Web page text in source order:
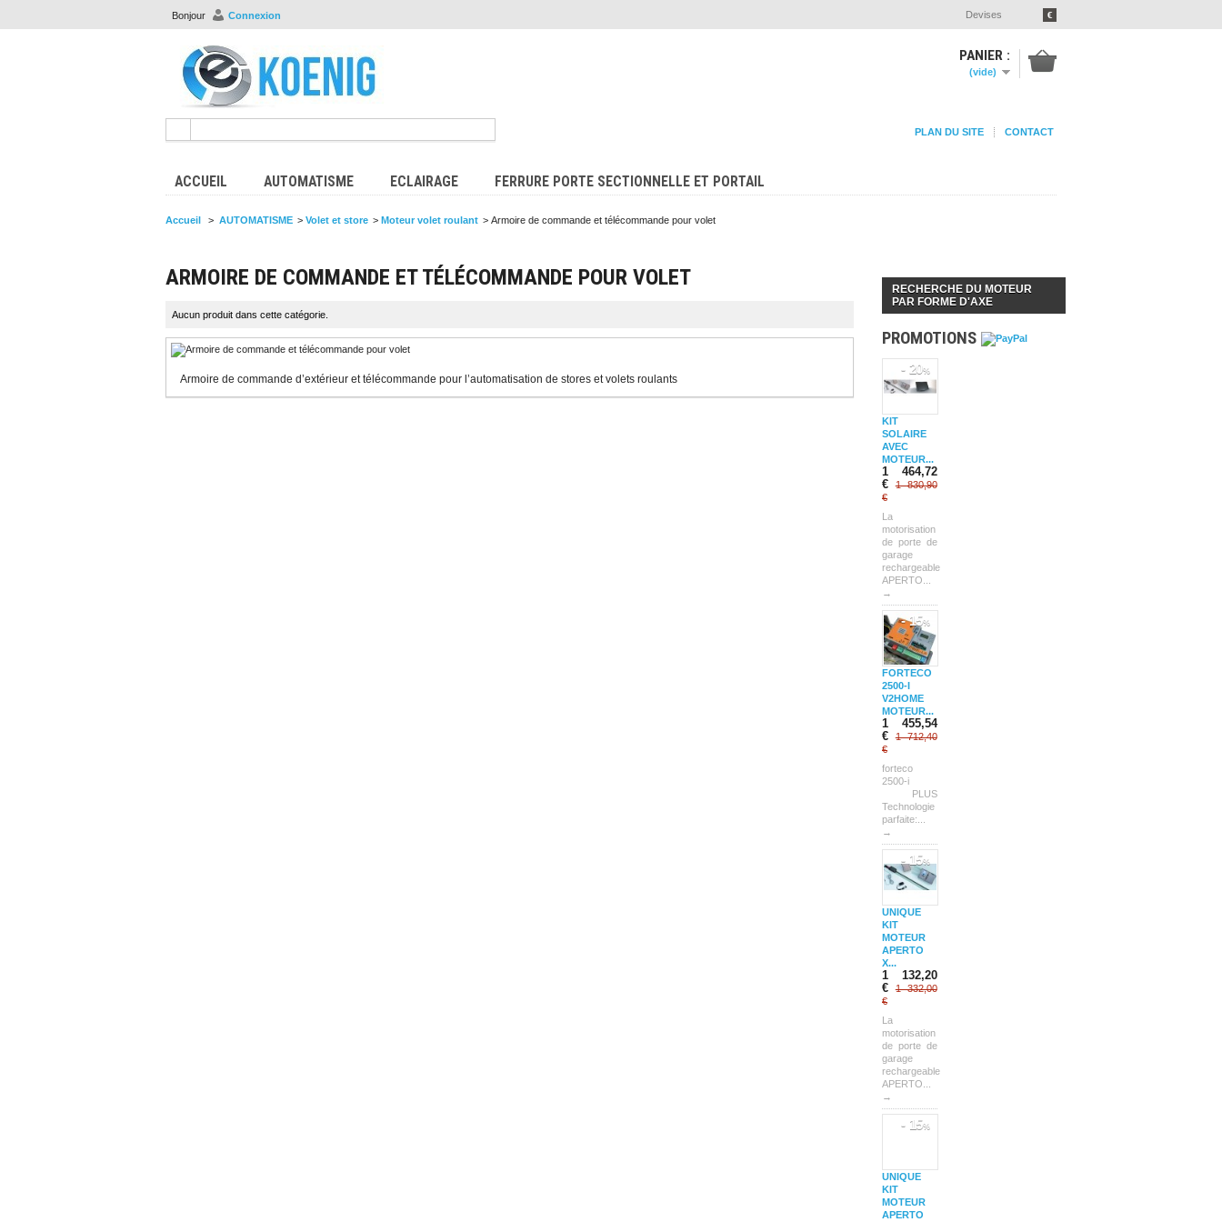
Bonjour Connexion Devises €
CONTACT
PLAN DU SITE
PANIER :
(vide)
ACCUEIL AUTOMATISME ECLAIRAGE FERRURE PORTE SECTIONNELLE ET PORTAIL
Accueil > AUTOMATISME > Volet et store > Moteur volet roulant > Armoire de commande et télécommande pour volet
ARMOIRE DE COMMANDE ET TÉLÉCOMMANDE POUR VOLET
Aucun produit dans cette catégorie.
Armoire de commande d’extérieur et télécommande pour l’automatisation de stores et volets roulants
RECHERCHE DU MOTEUR
PAR FORME D'AXE
PROMOTIONS
KIT
SOLAIRE
AVEC
MOTEUR...
1 464,72
€1 830,90
€
- 20%
La
motorisation
de porte de
garage
rechargeable
APERTO...
→
FORTECO
2500-I
V2HOME
MOTEUR...
1 455,54
€1 712,40
€
- 15%
forteco
2500-i
PLUS
Technologie
parfaite:...
→
UNIQUE
KIT
MOTEUR
APERTO
X...
1 132,20
€1 332,00
€
- 15%
La
motorisation
de porte de
garage
rechargeable
APERTO...
→
UNIQUE
KIT
MOTEUR
APERTO
- 15%